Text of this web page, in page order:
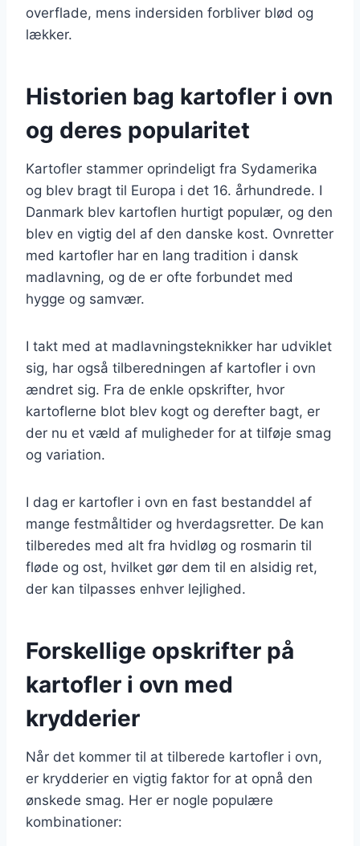
overflade, mens indersiden forbliver blød og
lækker.
Historien bag kartofler i ovn
og deres popularitet
Kartofler stammer oprindeligt fra Sydamerika
og blev bragt til Europa i det 16. århundrede. I
Danmark blev kartoflen hurtigt populær, og den
blev en vigtig del af den danske kost. Ovnretter
med kartofler har en lang tradition i dansk
madlavning, og de er ofte forbundet med
hygge og samvær.
I takt med at madlavningsteknikker har udviklet
sig, har også tilberedningen af kartofler i ovn
ændret sig. Fra de enkle opskrifter, hvor
kartoflerne blot blev kogt og derefter bagt, er
der nu et væld af muligheder for at tilføje smag
og variation.
I dag er kartofler i ovn en fast bestanddel af
mange festmåltider og hverdagsretter. De kan
tilberedes med alt fra hvidløg og rosmarin til
fløde og ost, hvilket gør dem til en alsidig ret,
der kan tilpasses enhver lejlighed.
Forskellige opskrifter på
kartofler i ovn med
krydderier
Når det kommer til at tilberede kartofler i ovn,
er krydderier en vigtig faktor for at opnå den
ønskede smag. Her er nogle populære
kombinationer: